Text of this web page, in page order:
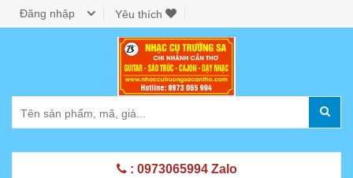
Đăng nhập Yêu thích
: 0973065994 Zalo